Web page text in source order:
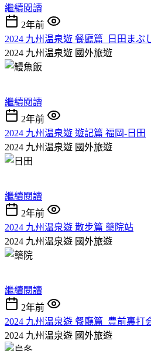
繼續閱讀
2年前
2024 九州温泉遊 餐廳篇 日田まぶ
2024 九州温泉遊 國外旅遊
繼續閱讀
2年前
2024 九州温泉遊 遊記篇 福岡-日田
2024 九州温泉遊 國外旅遊
繼續閱讀
2年前
2024 九州温泉遊 散步篇 藥院站
2024 九州温泉遊 國外旅遊
繼續閱讀
2年前
2024 九州温泉遊 餐廳篇 豊前裏打
2024 九州温泉遊 國外旅遊